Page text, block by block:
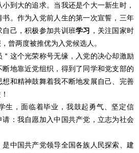
大的追求。当我还是个大一新生时，
。作为入党前人生的第一次宣誓，三年
己，积极参加共训班学习 ，关注国家时
曾两度被推优为入党候选人。
这个光荣称号无缘，入党的决心却激励
地靠近党组织，得到了同学和党支部的
和精神鼓舞着我不断地发展自己、完善
，面临着毕业，我鼓起勇气、坚定信
：我自愿加入中国共产党，立志为社会
中国共产党领导全国各族人民探索、建